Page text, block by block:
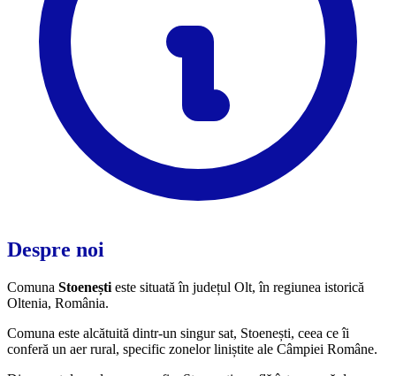
Despre noi
Comuna Stoenești este situată în județul Olt, în regiunea istorică
Oltenia, România.
Comuna este alcătuită dintr-un singur sat, Stoenești, ceea ce îi
conferă un aer rural, specific zonelor liniștite ale Câmpiei Române.